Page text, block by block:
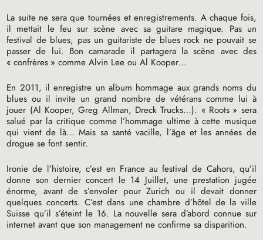
La suite ne sera que tournées et enregistrements. A chaque fois,
il mettait le feu sur scène avec sa guitare magique. Pas un
festival de blues, pas un guitariste de blues rock ne pouvait se
passer de lui. Bon camarade il partagera la scène avec des
« confrères » comme Alvin Lee ou Al Kooper…
En 2011, il enregistre un album hommage aux grands noms du
blues ou il invite un grand nombre de vétérans comme lui à
jouer (Al Kooper, Greg Allman, Dreck Trucks…). « Roots » sera
salué par la critique comme l’hommage ultime à cette musique
qui vient de là… Mais sa santé vacille, l’âge et les années de
drogue se font sentir.
Ironie de l’histoire, c’est en France au festival de Cahors, qu’il
donne son dernier concert le 14 Juillet, une prestation jugée
énorme, avant de s’envoler pour Zurich ou il devait donner
quelques concerts. C’est dans une chambre d’hôtel de la ville
Suisse qu’il s’éteint le 16. La nouvelle sera d’abord connue sur
internet avant que son management ne confirme sa disparition.